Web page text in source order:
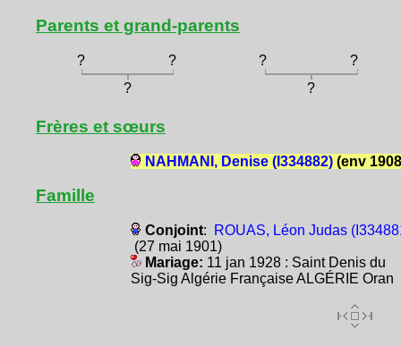
Parents et grand-parents
? ? ?
?
?
?
Frères et sœurs
NAHMANI, Denise (I334882)(env
Famille
Conjoint:
ROUAS, Léon Judas
(27 mai 1901)
Mariage: 11 jan 1928 : Saint Denis du
Sig-Sig Algérie Française ALGÉRIE Oran